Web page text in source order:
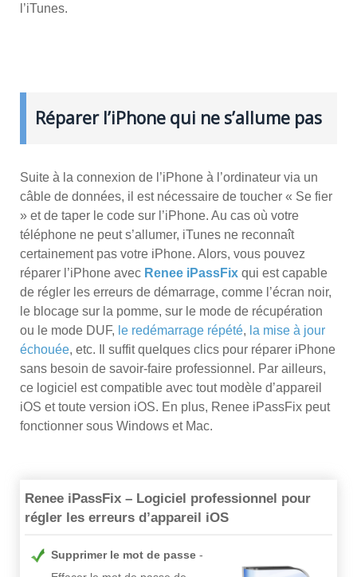
l’iTunes.
Réparer l’iPhone qui ne s’allume pas
Suite à la connexion de l’iPhone à l’ordinateur via un
câble de données, il est nécessaire de toucher « Se fier
» et de taper le code sur l’iPhone. Au cas où votre
téléphone ne peut s’allumer, iTunes ne reconnaît
certainement pas votre iPhone. Alors, vous pouvez
réparer l’iPhone avec Renee iPassFix qui est capable
de régler les erreurs de démarrage, comme l’écran noir,
le blocage sur la pomme, sur le mode de récupération
ou le mode DUF, le redémarrage répété, la mise à jour
échouée, etc. Il suffit quelques clics pour réparer iPhone
sans besoin de savoir-faire professionnel. Par ailleurs,
ce logiciel est compatible avec tout modèle d’appareil
iOS et toute version iOS. En plus, Renee iPassFix peut
fonctionner sous Windows et Mac.
Renee iPassFix – Logiciel professionnel pour
régler les erreurs d’appareil iOS
Supprimer le mot de passe